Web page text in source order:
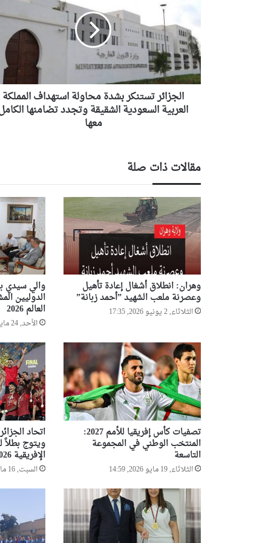
بشدة
استهداف
المملكة
العربية
السعودية
الشقيقة
وتجدد
تضامنها
الجزائر تستنكر بشدة محاولة استهداف المملكة
العربية السعودية الشقيقة وتجدد تضامنها
معها
مقالات ذات صلة
وهران: انطلاق أشغال إعادة تأهيل
وعصرنة ملعب الشهيد ”أحمد زبانة”
الثلاثاء, 2 يونيو 2026, 17:35
والي سيدي
الدوليين
العالم 2026
الأحد, 24 مايو 2026, 17:51
تصفيات كأس إفريقيا للأمم 2027:
المنتخب الوطني في المجموعة
التاسعة
الثلاثاء, 19 مايو 2026, 14:59
اتحاد
ويتوج بطلاً
الإفريقية 2026
السبت, 16 مايو 2026, 23:19